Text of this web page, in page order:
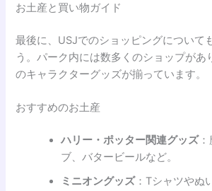
お土産と買い物ガイド
最後に、USJでのショッピングについて
う。パーク内には数多くのショップがあ
のキャラクターグッズが揃っています。
おすすめのお土産
ハリー・ポッター関連グッズ：
ブ、バタービールなど。
ミニオングッズ：Tシャツやぬ